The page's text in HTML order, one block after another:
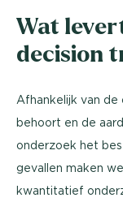
Wat
decision
Afhankelijk van
behoort en de
onderzoek het
gevallen maken
kwantitatief